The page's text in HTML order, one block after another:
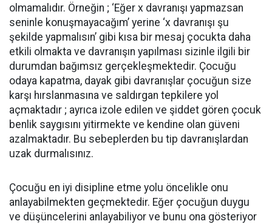
olmamalıdır. Örneğin ; ‘Eğer x davranışı yapmazsan
seninle konuşmayacağım’ yerine ‘x davranışı şu
şekilde yapmalısın’ gibi kısa bir mesaj çocukta daha
etkili olmakta ve davranışın yapılması sizinle ilgili bir
durumdan bağımsız gerçekleşmektedir. Çocuğu
odaya kapatma, dayak gibi davranışlar çocuğun size
karşı hırslanmasına ve saldırgan tepkilere yol
açmaktadır ; ayrıca izole edilen ve şiddet gören çocuk
benlik saygısını yitirmekte ve kendine olan güveni
azalmaktadır. Bu sebeplerden bu tip davranışlardan
uzak durmalısınız.
Çocuğu en iyi disipline etme yolu öncelikle onu
anlayabilmekten geçmektedir. Eğer çocuğun duygu
ve düşüncelerini anlayabiliyor ve bunu ona gösteriyor